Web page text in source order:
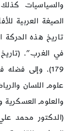
والسياسيات
الصيغة العربية
تاريخ هذه الحركة
179). وإلى
علوم اللسان
والعلوم العسكرية
(الدكتور محمد